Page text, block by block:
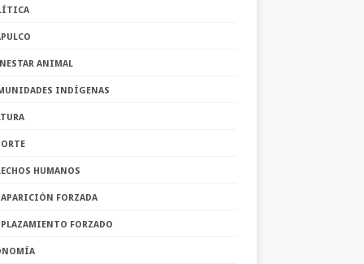
ANIMAL
INDÍGENAS
HUMANOS
FORZADA
FORZADO